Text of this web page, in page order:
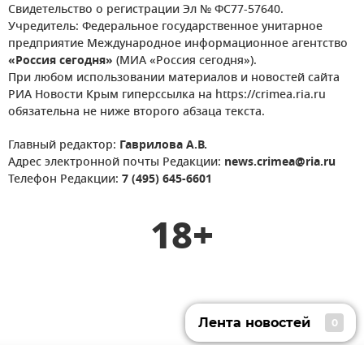
Свидетельство о регистрации Эл № ФС77-57640.
Учредитель: Федеральное государственное унитарное
предприятие Международное информационное агентство
«Россия сегодня» (МИА «Россия сегодня»).
При любом использовании материалов и новостей сайта
РИА Новости Крым гиперссылка на https://crimea.ria.ru
обязательна не ниже второго абзаца текста.
Главный редактор: Гаврилова А.В.
Адрес электронной почты Редакции: news.crimea@ria.ru
Телефон Редакции: 7 (495) 645-6601
18+
Лента новостей 0